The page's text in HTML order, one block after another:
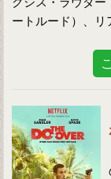
ートルード）、